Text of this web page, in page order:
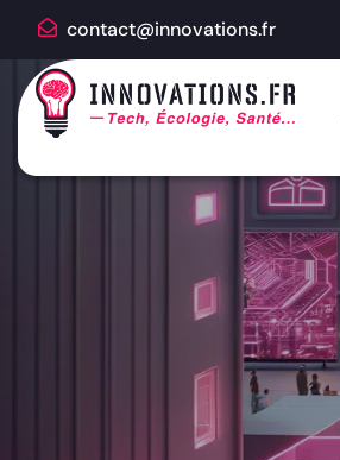
contact@innovations.fr